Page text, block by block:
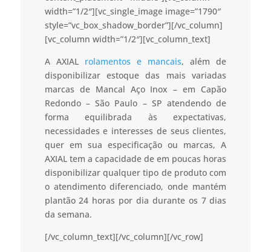
width=”1/2″][vc_single_image image=”1790″
style=”vc_box_shadow_border”][/vc_column]
[vc_column width=”1/2″][vc_column_text]
A AXIAL rolamentos e mancais, além de
disponibilizar estoque das mais variadas
marcas de Mancal Aço Inox – em Capão
Redondo – São Paulo – SP atendendo de
forma equilibrada às expectativas,
necessidades e interesses de seus clientes,
quer em sua especificação ou marcas, A
AXIAL tem a capacidade de em poucas horas
disponibilizar qualquer tipo de produto com
o atendimento diferenciado, onde mantém
plantão 24 horas por dia durante os 7 dias
da semana.
[/vc_column_text][/vc_column][/vc_row]